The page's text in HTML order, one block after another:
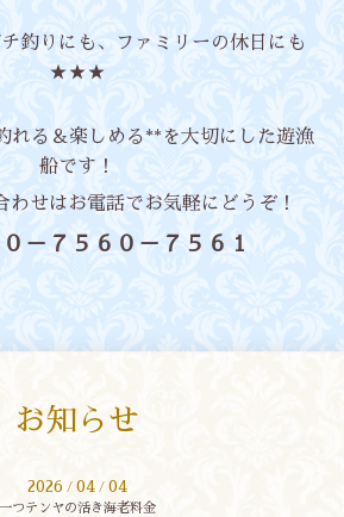
りにも、ファミリーの休日にも
★★★
る＆楽しめる**を大切にした遊漁
船です！
せはお電話でお気軽にどうぞ！
７５６０－７５６１
お知らせ
2026 / 04 / 04
一つテンヤの活き海老料金